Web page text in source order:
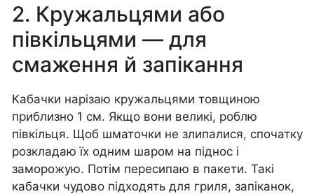
2. Кружальцями або
півкільцями — для
смаження й запікання
Кабачки нарізаю кружальцями товщиною
приблизно 1 см. Якщо вони великі, роблю
півкільця. Щоб шматочки не злипалися, спочатку
розкладаю їх одним шаром на піднос і
заморожую. Потім пересипаю в пакети. Такі
кабачки чудово підходять для гриля, запіканок,